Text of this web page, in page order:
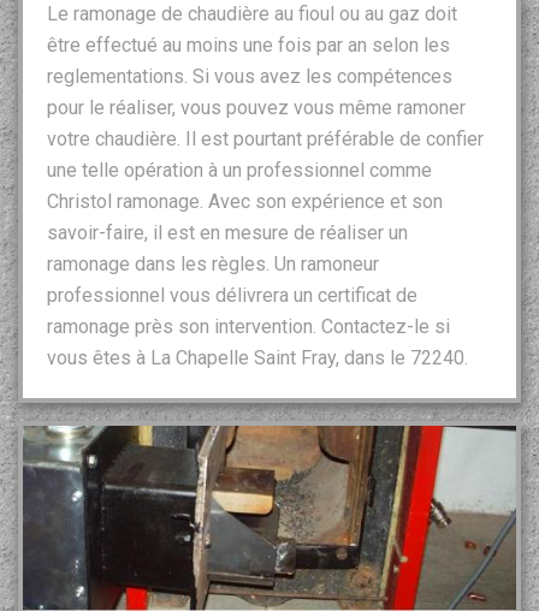
Le ramonage de chaudière au fioul ou au gaz doit
être effectué au moins une fois par an selon les
reglementations. Si vous avez les compétences
pour le réaliser, vous pouvez vous même ramoner
votre chaudière. Il est pourtant préférable de confier
une telle opération à un professionnel comme
Christol ramonage. Avec son expérience et son
savoir-faire, il est en mesure de réaliser un
ramonage dans les règles. Un ramoneur
professionnel vous délivrera un certificat de
ramonage près son intervention. Contactez-le si
vous êtes à La Chapelle Saint Fray, dans le 72240.